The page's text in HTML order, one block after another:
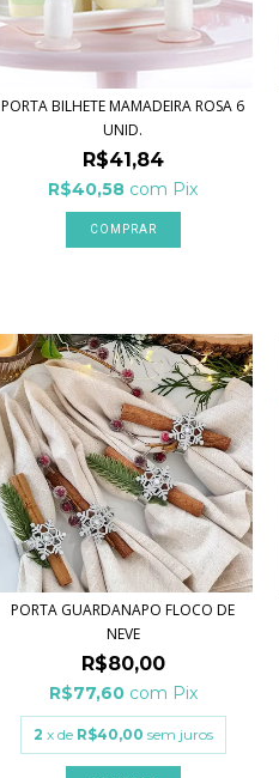
PORTA BILHETE MAMADEIRA ROSA 6
UNID.
R$41,84
R$40,58 com Pix
PORTA GUARDANAPO FLOCO DE
NEVE
R$80,00
R$77,60 com Pix
2 x de R$40,00 sem juros